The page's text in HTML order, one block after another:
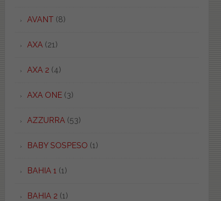
AVANT (8)
AXA (21)
AXA 2 (4)
AXA ONE(3)
AZZURRA (53)
BABY SOSPESO (1)
BAHIA 1 (1)
BAHIA 2 (1)